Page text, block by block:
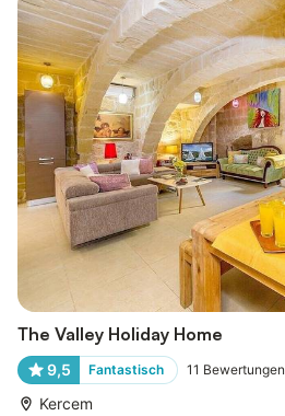
The Valley Holiday Home
9,5 Fantastisch 11 Bewertungen
Kercem